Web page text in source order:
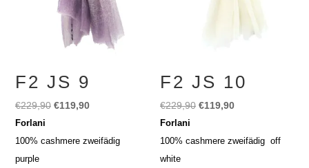
F2 JS 9
€229,90 Ursprünglicher
war:
€119,90Aktueller
ist:
Forlani
100% cashmere zweifädig
purple
F2 JS 10
€229,90 Ursprünglicher
war:
€119,90Aktueller
ist:
Forlani
100% cashmere zweifädig off
white